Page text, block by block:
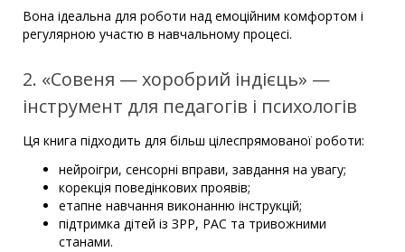
Вона ідеальна для роботи над емоційним комфортом і
регулярною участю в навчальному процесі.
2. «Совеня — хоробрий індієць» —
інструмент для педагогів і психологів
Ця книга підходить для більш цілеспрямованої роботи:
нейроігри, сенсорні вправи, завдання на увагу;
корекція поведінкових проявів;
етапне навчання виконанню інструкцій;
підтримка дітей із ЗРР, РАС та тривожними
станами.